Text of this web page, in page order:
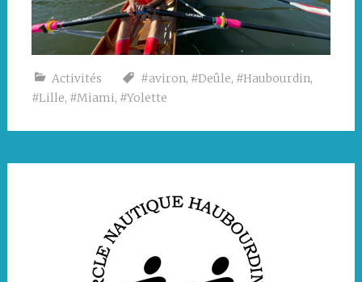
Activités #aviron, #Deûle, #Haubourdin,
#Lille, #Miami, #Yolette